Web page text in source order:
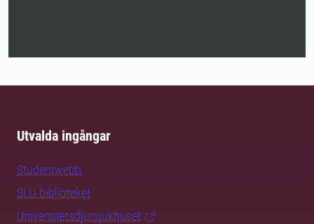
Utvalda ingångar
Studentwebb
SLU-biblioteket
Universitetsdjursjukhuset